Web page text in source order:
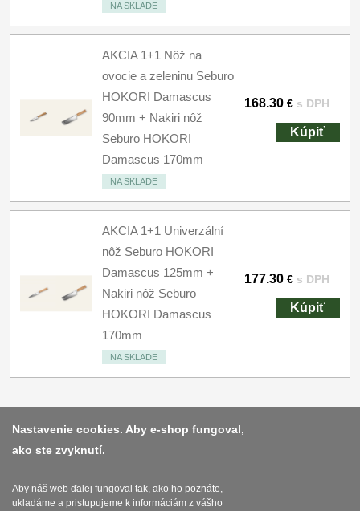
NA SKLADE
AKCIA 1+1 Nôž na
ovocie a zeleninu Seburo
HOKORI Damascus
90mm + Nakiri nôž
Seburo HOKORI
Damascus 170mm
NA SKLADE
168.30 € s DPH
Kúpiť
AKCIA 1+1 Univerzální
nôž Seburo HOKORI
Damascus 125mm +
Nakiri nôž Seburo
HOKORI Damascus
170mm
NA SKLADE
177.30 € s DPH
Kúpiť
Platba a dodávka
Obchodní podmínky
Nastavenie cookies. Aby e-shop fungoval,
ako ste zvyknutí.
Aby náš web ďalej fungoval tak, ako ho poznáte,
ukladáme a pristupujeme k informáciám z vášho